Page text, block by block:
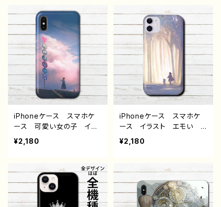
女子 iPhone15/14/13/12/
11 AQUOS sense 4 5 6
Xperia Googlepixel
Android アンドロイ
ド ケース 個性的 おす
すめ 銀髪 ツインテー
ル 生足 ワンピース 人
気 イラストレーター クリ
エイター 絵師 オリジナ
ル デザイン グッズ タイ
トル：SWEETS 作：赤ZU
KIN
ズ レディース 女子 iPh
one15/14/13/12/11 AQU
OS sense 4 5 6 Xperia
Googlepixel Android
アンドロイド ケース
個性的 おすすめ 風景
綺麗 美しい 景色 人
気 イラストレーター クリ
エイター 絵師 オリジナ
ル デザイン グッズ タイ
トル：波間の花嫁 作：もな
か G-6
iPhoneケース スマホケ
ース 可愛い女の子 イラ
スト おしゃれ エモい
風景 綺麗 美しい 景
生 男子 iPhone17/16/1
5/14/13 AQUOS sense
2 3 4 5 Xperia Googl
epixel Galaxy iPhone
¥2,180
iPhoneケース スマホケ
ース イラスト エモい
風景 綺麗 美しい 景
色 おしゃれ 可愛い女の
e17/16/15/14/13 AQUOS
Galaxy ケース かわ
いい おしゃれ イラストレ
¥2,180